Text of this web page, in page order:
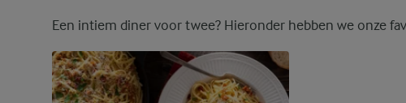
Een intiem diner voor twee? Hieronder hebben we onze